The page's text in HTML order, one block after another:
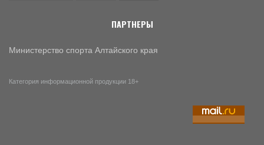
ПАРТНЕРЫ
Министерство спорта Алтайского края
Категория информационной продукции 18+